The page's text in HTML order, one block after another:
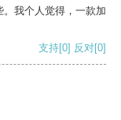
我个人觉得，一款加
支持[0] 反对[0]